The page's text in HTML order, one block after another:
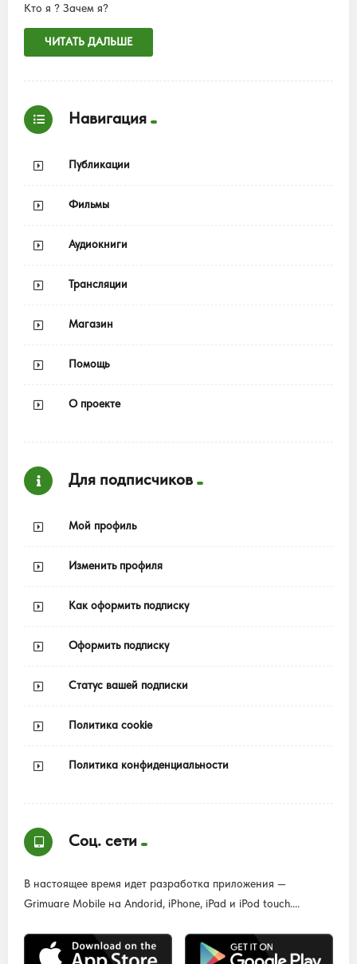
Кто я ? Зачем я?
ЧИТАТЬ ДАЛЬШЕ
Навигация
Публикации
Фильмы
Аудиокниги
Трансляции
Магазин
Помощь
О проекте
Для подписчиков
Мой профиль
Изменить профиля
Как оформить подписку
Оформить подписку
Статус вашей подписки
Политика cookie
Политика конфиденциальности
Соц. сети
В настоящее время идет разработка приложения —
Grimuare Mobile на Andorid, iPhone, iPad и iPod touch....